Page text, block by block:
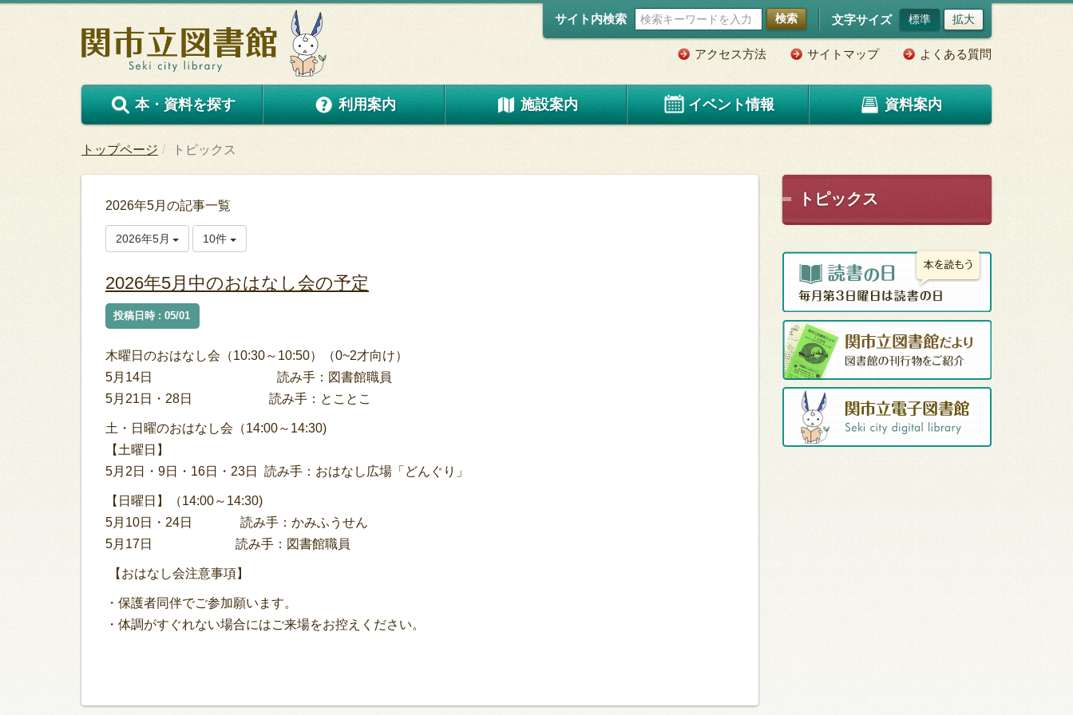
サイト内検索 検索 文字サイズ 標準 拡大
アクセス方法 サイトマップ よくある質問
本・資料を探す 利用案内 施設案内 イベント情報 資料案内
トップページ トピックス
2026年5月の記事一覧
2026年5月 10件
2026年5月中のおはなし会の予定
投稿日時 : 05/01
木曜日のおはなし会（10:30～10:50）（0~2才向け）
5月14日 読み手：図書館職員
5月21日・28日 読み手：とことこ
土・日曜のおはなし会（14:00～14:30)
【土曜日】
5月2日・9日・16日・23日 読み手：おはなし広場「どんぐり」
【日曜日】（14:00～14:30)
5月10日・24日 読み手：かみふうせん
5月17日 読み手：図書館職員
【おはなし会注意事項】
・保護者同伴でご参加願います。
・体調がすぐれない場合にはご来場をお控えください。
トピックス